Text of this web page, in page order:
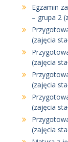
Egzamin
– grupa 2
(zajęcia
(zajęcia
(zajęcia
(zajęcia
(zajęcia